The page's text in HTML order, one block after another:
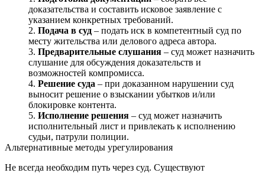
доказательства и составить исковое заявление с
указанием конкретных требований.
Подача в суд – подать иск в компетентный суд по
месту жительства или делового адреса автора.
Предварительные слушания – суд может назначить
слушание для обсуждения доказательств и
возможностей компромисса.
Решение суда – при доказанном нарушении суд
выносит решение о взыскании убытков и/или
блокировке контента.
Исполнение решения – суд может назначить
исполнительный лист и привлекать к исполнению
судьи, патрули полиции.
Альтернативные методы урегулирования
Не всегда необходим путь через суд. Существуют